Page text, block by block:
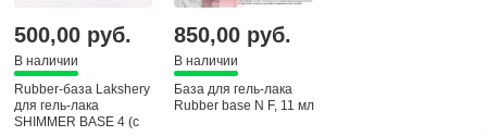
500,00 руб.
В наличии
Rubber-база Lakshery
для гель-лака
SHIMMER BASE 4 (с
850,00 руб.
В наличии
База для гель-лака
Rubber base N F, 11 мл